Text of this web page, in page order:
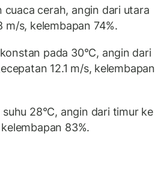
cuaca cerah, angin dari utara
m/s, kelembapan 74%.
pada 30°C, angin dari
12.1 m/s, kelembapan
28°C, angin dari timur ke
83%.